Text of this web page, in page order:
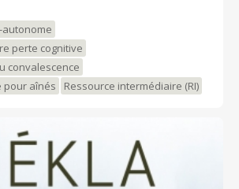
autonome
perte cognitive
convalescence
pour aînés
Ressource intermédiaire (RI)